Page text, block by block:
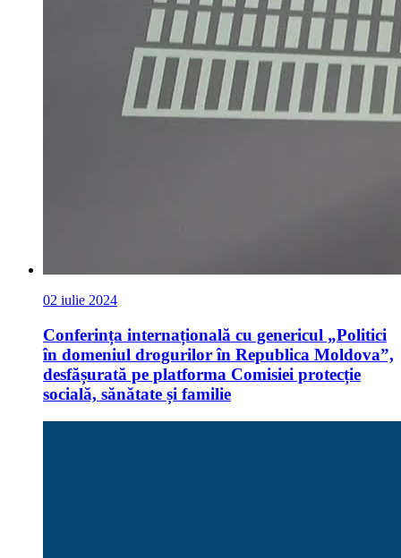
02 iulie 2024
Conferința internațională cu genericul „Politici
în domeniul drogurilor în Republica Moldova”,
desfășurată pe platforma Comisiei protecție
socială, sănătate și familie